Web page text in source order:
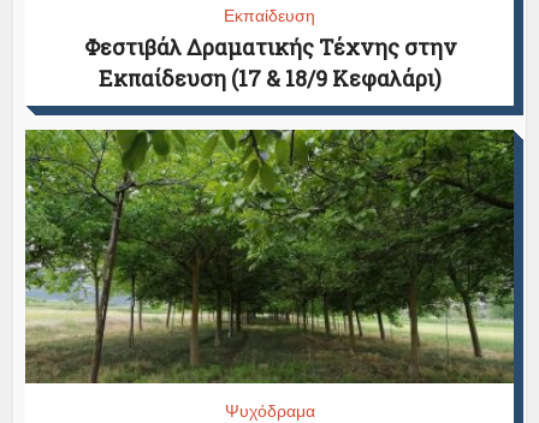
Εκπαίδευση
Φεστιβάλ Δραματικής Τέχνης στην
Εκπαίδευση (17 & 18/9 Κεφαλάρι)
Ψυχόδραμα